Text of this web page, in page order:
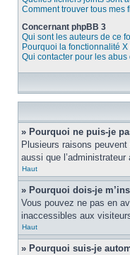
Comment trouver tous mes
Concernant phpBB 3
Qui sont les auteurs de ce
Pourquoi la fonctionnalité
Qui contacter pour les
» Pourquoi ne puis-je
Plusieurs raisons
aussi que
Haut
» Pourquoi dois-je
Vous pouvez ne pas en
inaccessibles aux
Haut
» Pourquoi suis-je